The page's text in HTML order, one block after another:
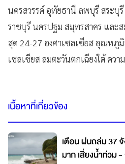
นครสวรรค์ อุทัยธานี ลพบุรี สระบุ
ราชบุรี นครปฐม สมุทรสาคร และ
สุด 24-27 องศาเซลเซียส อุณหภูมิ
เซลเซียส ลมตะวันตกเฉียงใต้ คว
เนื้อหาที่เกี่ยวข้อง
เตือน ฝนถล่ม 37
มาก เสี่ยงน้ำท่วม